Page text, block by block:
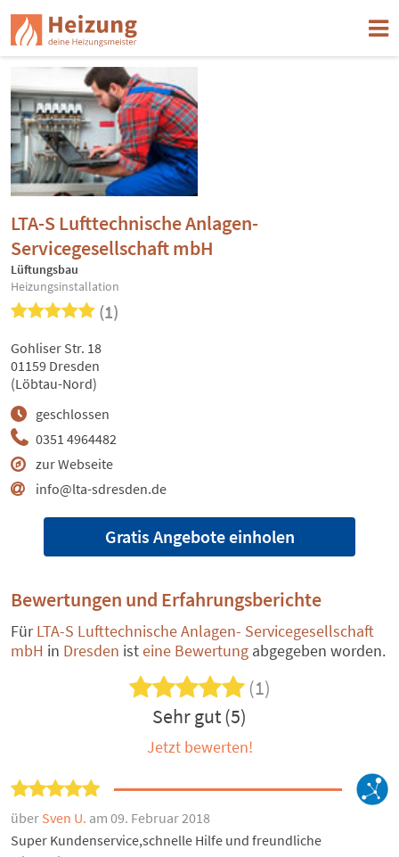
LTA-S Lufttechnische Anlagen-
Servicegesellschaft mbH
Lüftungsbau
Heizungsinstallation
(1)
0351 4964482
zur Webseite
info@lta-sdresden.de
geschlossen
Gohliser Str. 18
01159 Dresden
(Löbtau-Nord)
Gratis Angebote einholen
Bewertungen und Erfahrungsberichte
FürLTA-S Lufttechnische Anlagen- Servicegesellschaft
mbH in Dresden isteine Bewertung abgegeben worden.
(1)
Sehr gut (5)
Jetzt bewerten!
über Sven U. am 09. Februar 2018
Super Kundenservice,schnelle Hilfe und freundliche